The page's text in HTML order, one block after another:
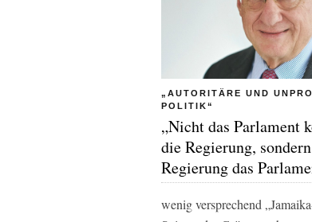
„AUTORITÄRE UND
POLITIK“
„Nicht das Parlament
die Regierung,
Regierung das
wenig versprechend